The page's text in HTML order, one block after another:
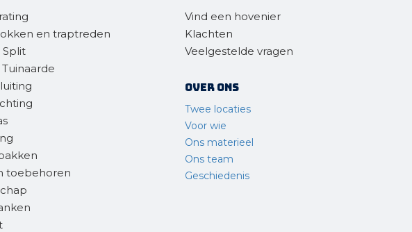
en traptreden
Split
toebehoren
Vind een hovenier
Klachten
Veelgestelde vragen
Over ons
Twee locaties
Voor wie
Ons materieel
Ons team
Geschiedenis